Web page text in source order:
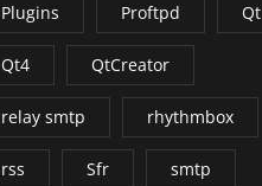
Plugins Proftpd Qt
Qt4 QtCreator
relay smtp rhythmbox
rss Sfr smtp